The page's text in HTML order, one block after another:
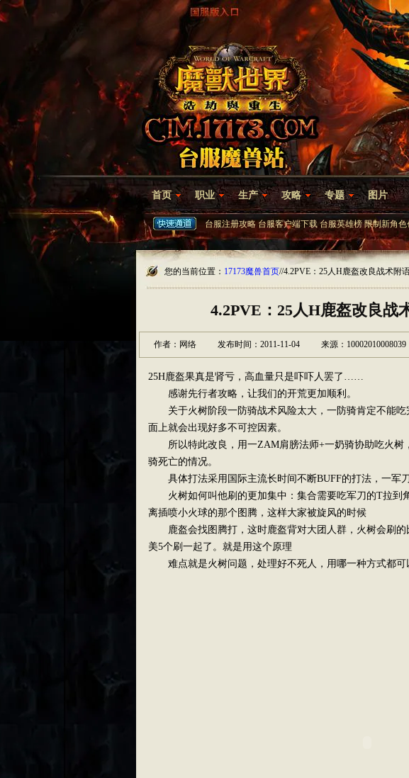
首页 职业 生产 攻略 专题 图片
台服注册攻略 台服客户端下载 台服英雄榜 限制新角
您的当前位置： 17173魔兽首页//4.2PVE：25人H鹿盔改良战术附
4.2PVE：25人H鹿盔改良战
作者：网络 发布时间：2011-11-04 来源：10002010008039
25H鹿盔果真是肾亏，高血量只是吓吓人罢了……
感谢先行者攻略，让我们的开荒更加顺利。
关于火树阶段一防骑战术风险太大，一防骑肯定不能吃
面上就会出现好多不可控因素。
所以特此改良，用一ZAM肩膀法师+一奶骑协助吃火树
骑死亡的情况。
具体打法采用国际主流长时间不断BUFF的打法，一军
火树如何叫他刷的更加集中：集合需要吃军刀的T拉到
离插喷小火球的那个图腾，这样大家被旋风的时候
鹿盔会找图腾打，这时鹿盔背对大团人群，火树会刷的
美5个刷一起了。就是用这个原理
难点就是火树问题，处理好不死人，用哪一种方式都可